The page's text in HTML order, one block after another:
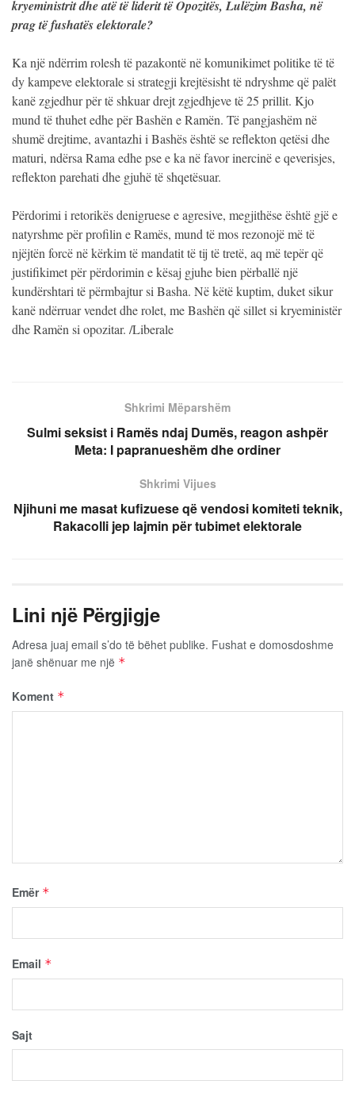
kryeministrit dhe atë të liderit të Opozitës, Lulëzim Basha, në
prag të fushatës elektorale?
Ka një ndërrim rolesh të pazakontë në komunikimet politike të të
dy kampeve elektorale si strategji krejtësisht të ndryshme që palët
kanë zgjedhur për të shkuar drejt zgjedhjeve të 25 prillit. Kjo
mund të thuhet edhe për Bashën e Ramën. Të pangjashëm në
shumë drejtime, avantazhi i Bashës është se reflekton qetësi dhe
maturi, ndërsa Rama edhe pse e ka në favor inercinë e qeverisjes,
reflekton parehati dhe gjuhë të shqetësuar.
Përdorimi i retorikës denigruese e agresive, megjithëse është gjë e
natyrshme për profilin e Ramës, mund të mos rezonojë më të
njëjtën forcë në kërkim të mandatit të tij të tretë, aq më tepër që
justifikimet për përdorimin e kësaj gjuhe bien përballë një
kundërshtari të përmbajtur si Basha. Në këtë kuptim, duket sikur
kanë ndërruar vendet dhe rolet, me Bashën që sillet si kryeministër
dhe Ramën si opozitar. /Liberale
Shkrimi Mëparshëm
Sulmi seksist i Ramës ndaj Dumës, reagon ashpër
Meta: I papranueshëm dhe ordiner
Shkrimi Vijues
Njihuni me masat kufizuese që vendosi komiteti teknik,
Rakacolli jep lajmin për tubimet elektorale
Lini një Përgjigje
Adresa juaj email s’do të bëhet publike. Fushat e domosdoshme
janë shënuar me një *
Koment *
Emër *
Email *
Sajt